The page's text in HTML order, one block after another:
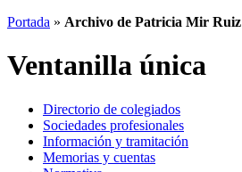
Portada » Archivo de Patricia Mir Ruiz
Ventanilla única
Directorio de colegiados
Sociedades profesionales
Información y tramitación
Memorias y cuentas